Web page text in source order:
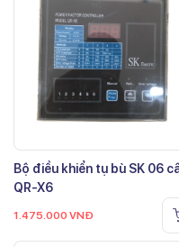
Bộ điều khiển tụ bù SK 06
QR-X6
1.475.000 VNĐ